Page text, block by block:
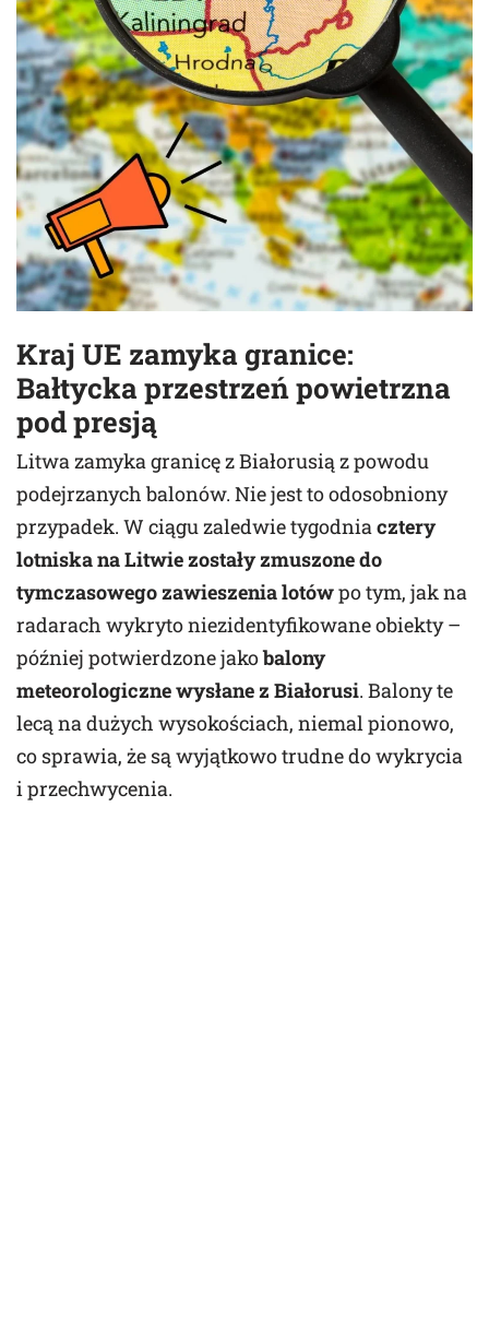
Kraj UE zamyka granice:
Bałtycka przestrzeń powietrzna
pod presją
Litwa zamyka granicę z Białorusią z powodu
podejrzanych balonów. Nie jest to odosobniony
przypadek. W ciągu zaledwie tygodniacztery
lotniska na Litwie zostały zmuszone do
tymczasowego zawieszenia lotówpo tym, jak na
radarach wykryto niezidentyfikowane obiekty –
później potwierdzone jakobalony
meteorologiczne wysłane z Białorusi. Balony te
lecą na dużych wysokościach, niemal pionowo,
co sprawia, że są wyjątkowo trudne do wykrycia
i przechwycenia.